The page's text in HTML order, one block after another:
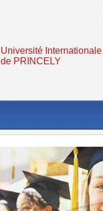
Université Internationale
de PRINCELY